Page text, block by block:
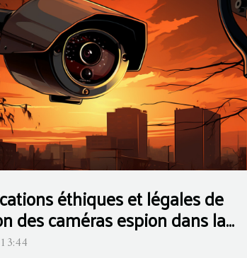
éthiques et légales de
des caméras espion dans la
quotidienne